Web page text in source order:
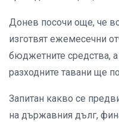
Донев посочи още, че
изготвят ежемесечни
бюджетните средства,
разходните тавани ще
Запитан какво се
на държавния дълг,